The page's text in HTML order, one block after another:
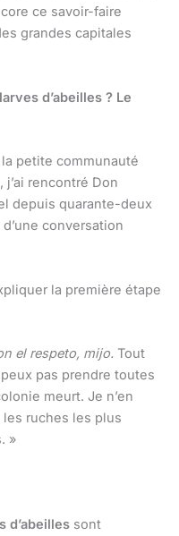
ce savoir-faire
grandes capitales
d’abeilles ? Le
petite communauté
j’ai rencontré Don
depuis quarante-deux
conversation
la première étape
el respeto, mijo. Tout
pas prendre toutes
meurt. Je n’en
ruches les plus
»
d’abeilles sont